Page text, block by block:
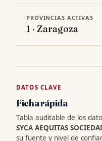
PROVINCIAS ACTIVAS
1 · Zaragoza
DATOS CLAVE
Ficha rápida
Tabla auditable de los
SYCA AEQUITAS
su fuente y nivel de